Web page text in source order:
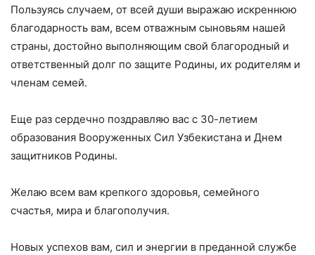
Пользуясь случаем, от всей души выражаю искреннюю
благодарность вам, всем отважным сыновьям нашей
страны, достойно выполняющим свой благородный и
ответственный долг по защите Родины, их родителям и
членам семей.
Еще раз сердечно поздравляю вас с 30-летием
образования Вооруженных Сил Узбекистана и Днем
защитников Родины.
Желаю всем вам крепкого здоровья, семейного
счастья, мира и благополучия.
Новых успехов вам, сил и энергии в преданной службе